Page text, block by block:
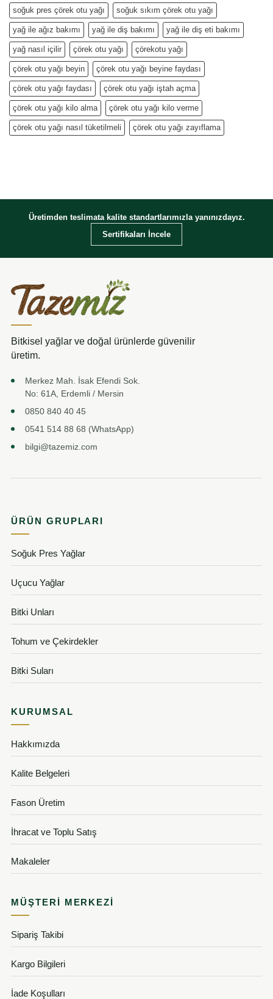
soğuk pres çörek otu yağı soğuk sıkım çörek otu yağı
yağ ile ağız bakımı yağ ile diş bakımı yağ ile diş eti bakımı
yağ nasıl içilir çörek otu yağı çörekotu yağı
çörek otu yağı beyin çörek otu yağı beyine faydası
çörek otu yağı faydası çörek otu yağı iştah açma
çörek otu yağı kilo alma çörek otu yağı kilo verme
çörek otu yağı nasıl tüketilmeli çörek otu yağı zayıflama
Üretimden teslimata kalite standartlarımızla yanınızdayız.
Sertifikaları İncele
Bitkisel yağlar ve doğal ürünlerde güvenilir
üretim.
Merkez Mah. İsak Efendi Sok.
No: 61A, Erdemli / Mersin
0850 840 40 45
0541 514 88 68 (WhatsApp)
bilgi@tazemiz.com
ÜRÜN GRUPLARI
Soğuk Pres Yağlar
Uçucu Yağlar
Bitki Unları
Tohum ve Çekirdekler
Bitki Suları
KURUMSAL
Hakkımızda
Kalite Belgeleri
Fason Üretim
İhracat ve Toplu Satış
Makaleler
MÜŞTERI MERKEZI
Sipariş Takibi
Kargo Bilgileri
İade Koşulları